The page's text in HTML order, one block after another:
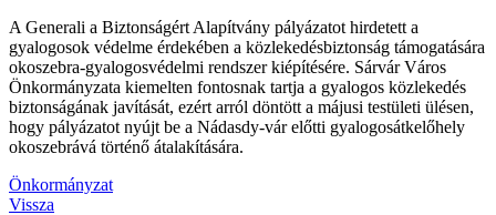
A Generali a Biztonságért Alapítvány pályázatot hirdetett a
gyalogosok védelme érdekében a közlekedésbiztonság támogatására
okoszebra-gyalogosvédelmi rendszer kiépítésére. Sárvár Város
Önkormányzata kiemelten fontosnak tartja a gyalogos közlekedés
biztonságának javítását, ezért arról döntött a májusi testületi ülésen,
hogy pályázatot nyújt be a Nádasdy-vár előtti gyalogosátkelőhely
okoszebrává történő átalakítására.
Önkormányzat
Vissza